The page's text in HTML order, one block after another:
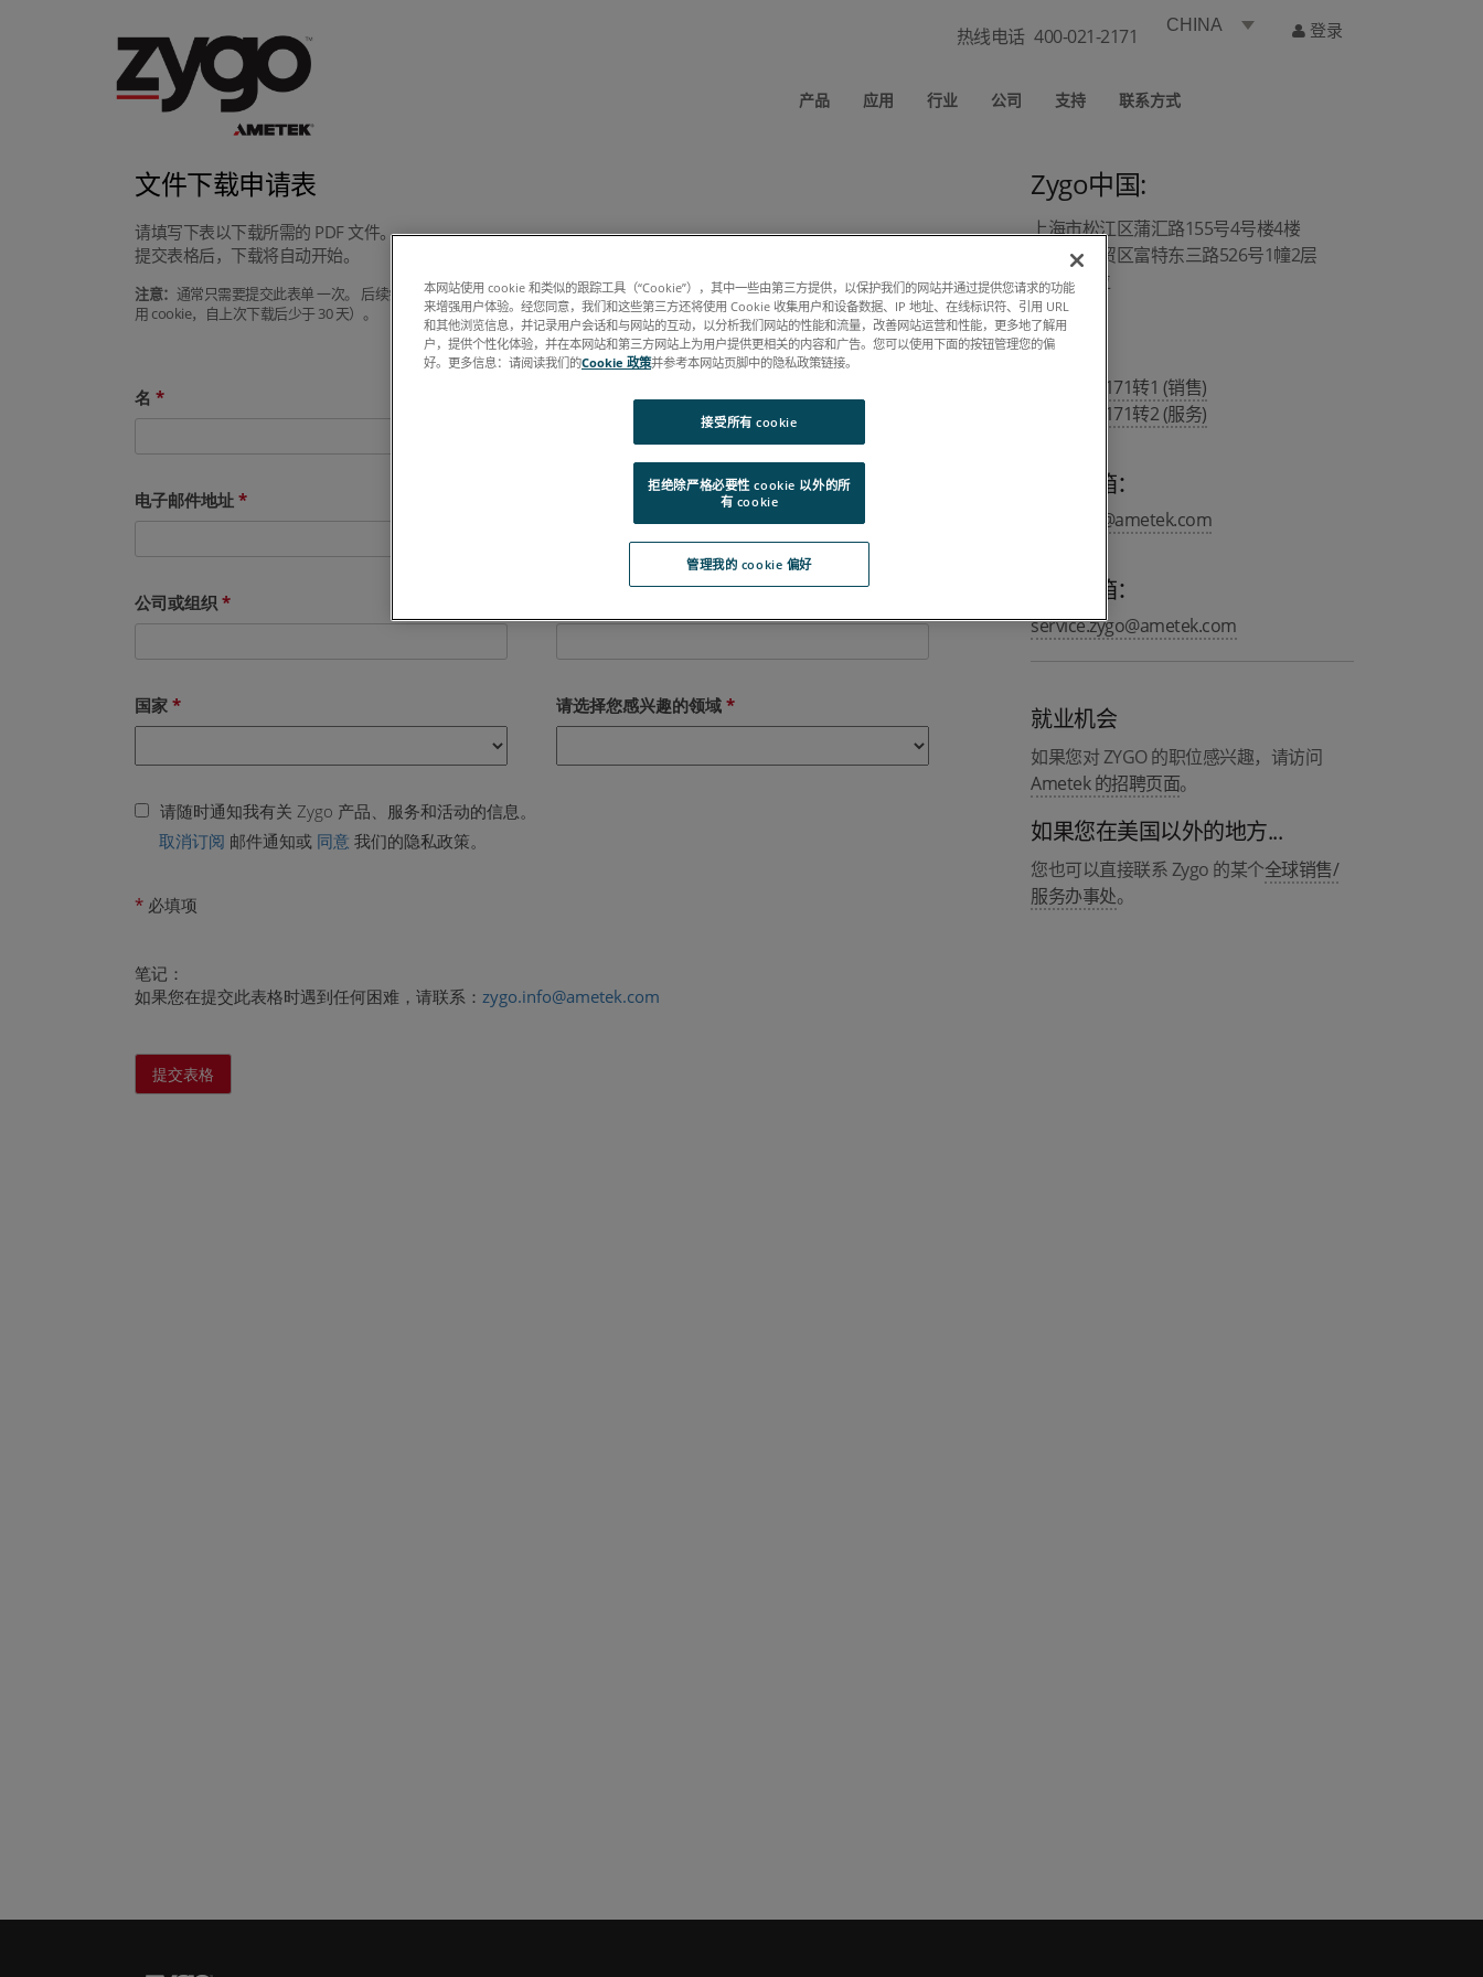
热线电话 400-021-2171 CHINA 登录
产品 应用 行业 公司 支持 联系方式
Zygo中国:
上海市松江区蒲汇路155号4号楼4楼
上海市自贸区富特东三路526号1幢2层
A1/A4部位
热线 :
400 021 2171转1 (销售)
400 021 2171转2 (服务)
销售邮箱：
info.zygo@ametek.com
服务邮箱：
service.zygo@ametek.com
就业机会
如果您对 ZYGO 的职位感兴趣，请访问
Ametek 的招聘页面。
如果您在美国以外的地方...
您也可以直接联系 Zygo 的某个全球销售/
服务办事处。
文件下载申请表
请填写下表以下载所需的 PDF 文件。
提交表格后，下载将自动开始。
注意： 通常只需要提交此表单 一次。 后续尝试下载手册或规范 PDF 时应绕过此表单（要求：相同的浏览器、相同的计算机、允许使
用 cookie，自上次下载后少于 30 天）。
本网站使用 cookie 和类似的跟踪工具（“Cookie”），其中一些由第三方提供，以保护我们的网站并通过提供您请求的功能
来增强用户体验。经您同意，我们和这些第三方还将使用 Cookie 收集用户和设备数据、IP 地址、在线标识符、引用 URL
和其他浏览信息，并记录用户会话和与网站的互动，以分析我们网站的性能和流量，改善网站运营和性能，更多地了解用
户，提供个性化体验，并在本网站和第三方网站上为用户提供更相关的内容和广告。您可以使用下面的按钮管理您的偏
好。更多信息：请阅读我们的Cookie 政策并参考本网站页脚中的隐私政策链接。
管理我的 cookie 偏好
拒绝除严格必要性 cookie 以外的所
有 cookie
接受所有 cookie